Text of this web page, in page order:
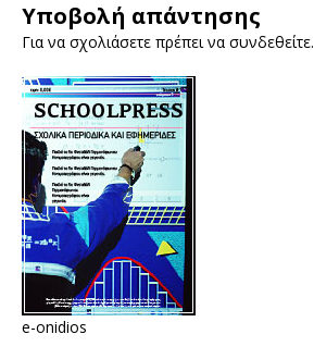
Υποβολή απάντησης
Για να σχολιάσετε πρέπει να συνδεθείτε.
e-onidios